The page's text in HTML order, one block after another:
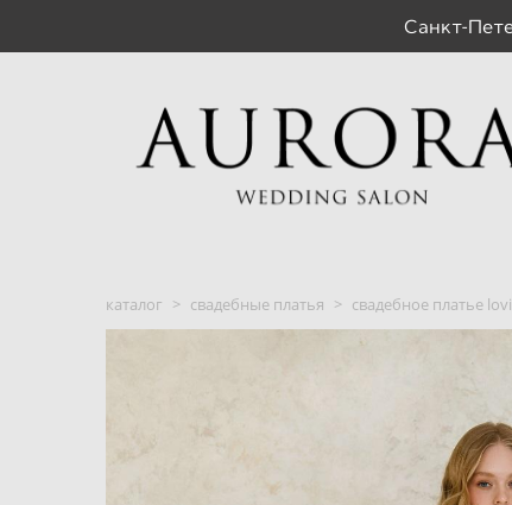
Санкт-
каталог > свадебные платья > свадебное платье lovi